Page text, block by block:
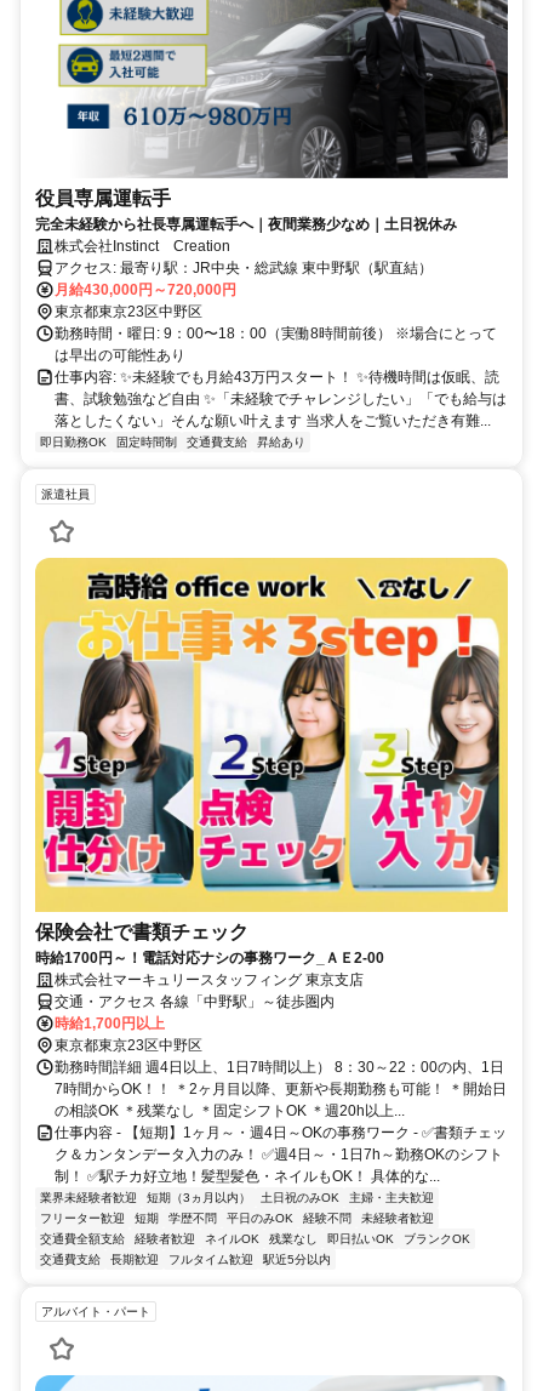
役員専属運転手
完全未経験から社長専属運転手へ｜夜間業務少なめ｜土日祝休み
株式会社Instinct Creation
アクセス: 最寄り駅：JR中央・総武線 東中野駅（駅直結）
月給430,000円～720,000円
東京都東京23区中野区
勤務時間・曜日: 9：00〜18：00（実働8時間前後） ※場合にとって
は早出の可能性あり
仕事内容: ✨未経験でも月給43万円スタート！ ✨待機時間は仮眠、読
書、試験勉強など自由 ✨「未経験でチャレンジしたい」「でも給与は
落としたくない」そんな願い叶えます 当求人をご覧いただき有難...
即日勤務OK 固定時間制 交通費支給 昇給あり
派遣社員
保険会社で書類チェック
時給1700円～！電話対応ナシの事務ワーク_ＡＥ2-00
株式会社マーキュリースタッフィング 東京支店
交通・アクセス 各線「中野駅」～徒歩圏内
時給1,700円以上
東京都東京23区中野区
勤務時間詳細 週4日以上、1日7時間以上） 8：30～22：00の内、1日
7時間からOK！！ ＊2ヶ月目以降、更新や長期勤務も可能！ ＊開始日
の相談OK ＊残業なし ＊固定シフトOK ＊週20h以上...
仕事内容 - 【短期】1ヶ月～・週4日～OKの事務ワーク - ✅書類チェッ
ク＆カンタンデータ入力のみ！ ✅週4日～・1日7h～勤務OKのシフト
制！ ✅駅チカ好立地！髪型髪色・ネイルもOK！ 具体的な...
業界未経験者歓迎 短期（3ヵ月以内） 土日祝のみOK
主婦・主夫歓迎
フリーター歓迎
短期 学歴不問 平日のみOK 経験不問
未経験者歓迎
交通費全額支給
経験者歓迎 ネイルOK 残業なし 即日払いOK
ブランクOK
交通費支給
長期歓迎 フルタイム歓迎 駅近5分以内
アルバイト・パート